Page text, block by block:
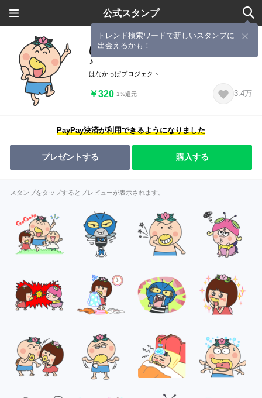
公式スタンプ
トレンド検索ワードで新しいスタンプに
出会えるかも！
はなかっぱ★花さけ！！！パッカ～ん
♪
はなかっぱプロジェクト
￥320 1%還元 3.4万
PayPay決済が利用できるようになりました
プレゼントする 購入する
スタンプをタップするとプレビューが表示されます。